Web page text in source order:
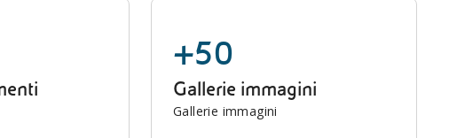
+50
Gallerie immagini
Gallerie immagini